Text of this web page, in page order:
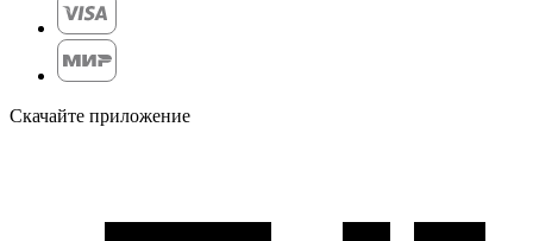
Скачайте приложение